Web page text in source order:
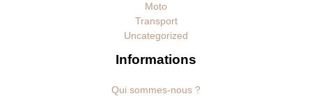
Moto
Transport
Uncategorized
Informations
Qui sommes-nous ?